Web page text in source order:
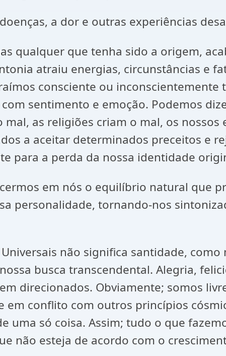
a dor e outras experiências
qualquer que tenha sido a origem,
atraiu energias, circunstâncias e
consciente ou
sentimento e emoção. Podemos
as religiões criam o mal, os
a aceitar determinados preceitos e
para a perda da nossa identidade
em nós o equilíbrio natural que
personalidade, tornando-nos
não significa santidade,
busca transcendental. Alegria,
direcionados. Obviamente; somos
em conflito com outros princípios
uma só coisa. Assim; tudo o que
não esteja de acordo com o